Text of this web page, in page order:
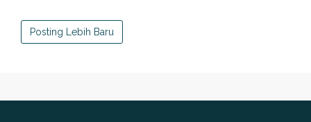
Posting Lebih Baru